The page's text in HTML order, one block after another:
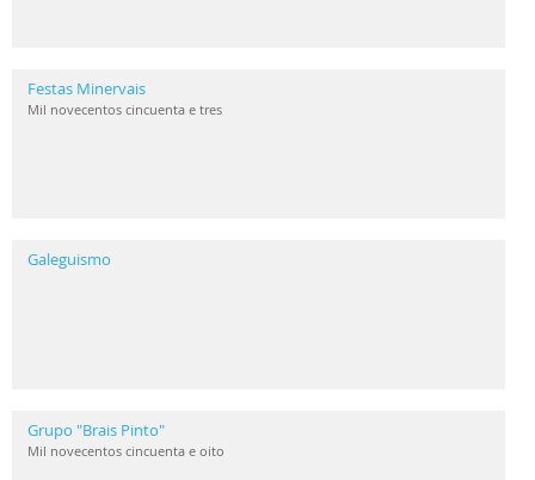
Festas Minervais
Mil novecentos cincuenta e tres
Galeguismo
Grupo "Brais Pinto"
Mil novecentos cincuenta e oito